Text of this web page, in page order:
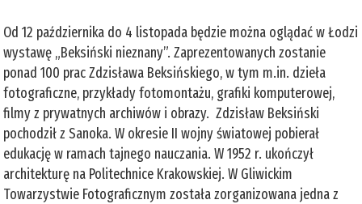
Od 12 października do 4 listopada będzie można oglądać w Łodzi
wystawę „Beksiński nieznany”. Zaprezentowanych zostanie
ponad 100 prac Zdzisława Beksińskiego, w tym m.in. dzieła
fotograficzne, przykłady fotomontażu, grafiki komputerowej,
filmy z prywatnych archiwów i obrazy. Zdzisław Beksiński
pochodził z Sanoka. W okresie II wojny światowej pobierał
edukację w ramach tajnego nauczania. W 1952 r. ukończył
architekturę na Politechnice Krakowskiej. W Gliwickim
Towarzystwie Fotograficznym została zorganizowana jedna z